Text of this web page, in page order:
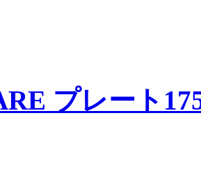
プレート